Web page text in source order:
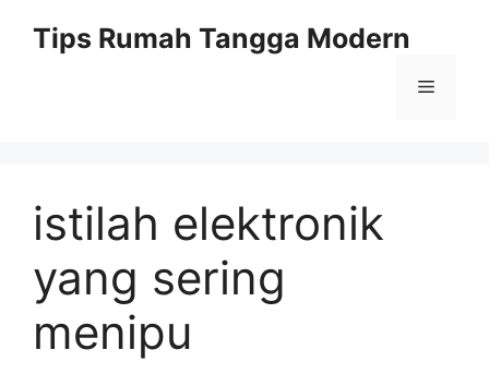
Tips Rumah Tangga Modern
Menu
istilah elektronik
yang sering
menipu